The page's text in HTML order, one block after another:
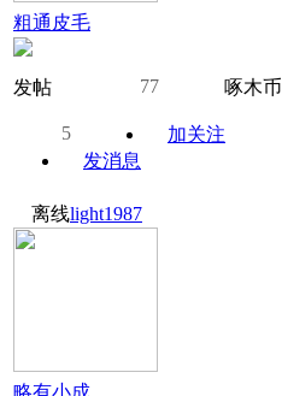
粗通皮毛
发帖 77 啄木币
5
加关注
发消息
离线light1987
略有小成